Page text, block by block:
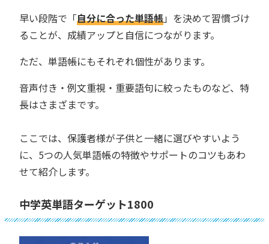
早い段階で「自分に合った単語帳」を決めて習慣づけ
ることが、成績アップと自信につながります。
ただ、単語帳にもそれぞれ個性があります。
音声付き・例文重視・重要語句に絞ったものなど、特
長はさまざまです。
ここでは、保護者様が子供と一緒に選びやすいよう
に、5つの人気単語帳の特徴やサポートのコツもあわ
せて紹介します。
中学英単語ターゲット1800